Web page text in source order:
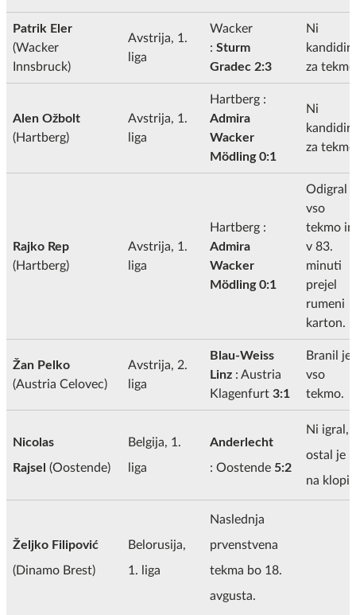
Patrik Eler
(Wacker
Innsbruck)
Avstrija, 1.
liga
Wacker
: Sturm
Gradec 2:3
Ni
za
Alen Ožbolt
(Hartberg)
Avstrija, 1.
liga
Hartberg :
Admira
Wacker
Mödling 0:1
Ni
za
Rajko Rep
(Hartberg)
Avstrija, 1.
liga
Hartberg :
Admira
Wacker
Mödling 0:1
Odigral
vso
tekmo in
v 83.
minuti
prejel
rumeni
karton.
Žan Pelko
(Austria Celovec)
Avstrija, 2.
liga
Blau-Weiss
Linz : Austria
Klagenfurt 3:1
Branil je
vso
tekmo.
Nicolas
Rajsel (Oostende)
Belgija, 1.
liga
Anderlecht
: Oostende 5:2
Ni igral,
ostal je
na klopi.
Željko Filipović
(Dinamo Brest)
Belorusija,
1. liga
Naslednja
prvenstvena
tekma bo 18.
avgusta.